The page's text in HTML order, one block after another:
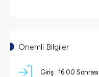
Önemli Bilgiler
Giriş : 16:00 Sonrası